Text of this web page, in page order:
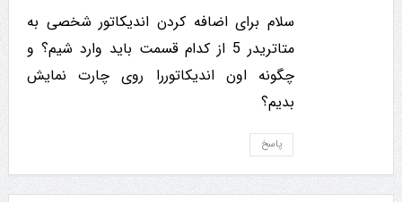
سلام برای اضافه کردن اندیکاتور شخصی به
متاتریدر 5 از کدام قسمت باید وارد شیم؟ و
چگونه اون اندیکاتوررا روی چارت نمایش
بدیم؟
پاسخ